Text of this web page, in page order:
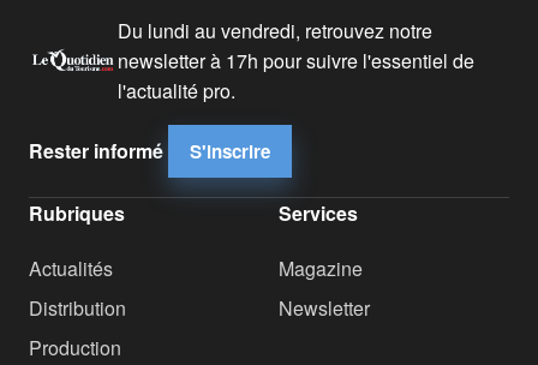
Du lundi au vendredi, retrouvez notre
newsletter à 17h pour suivre l'essentiel de
l'actualité pro.
Rester informé S'inscrire
Rubriques
Actualités
Distribution
Production
Services
Magazine
Newsletter